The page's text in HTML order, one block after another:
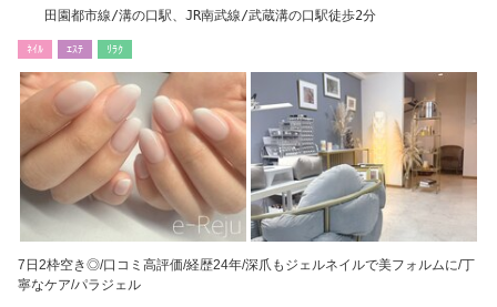
田園都市線/溝の口駅、JR南武線/武蔵溝の口駅徒歩2分
ﾈｲﾙ ｴｽﾃ ﾘﾗｸ
7日2枠空き◎/口コミ高評価/経歴24年/深爪もジェルネイルで美フォルムに/丁
寧なケア/パラジェル